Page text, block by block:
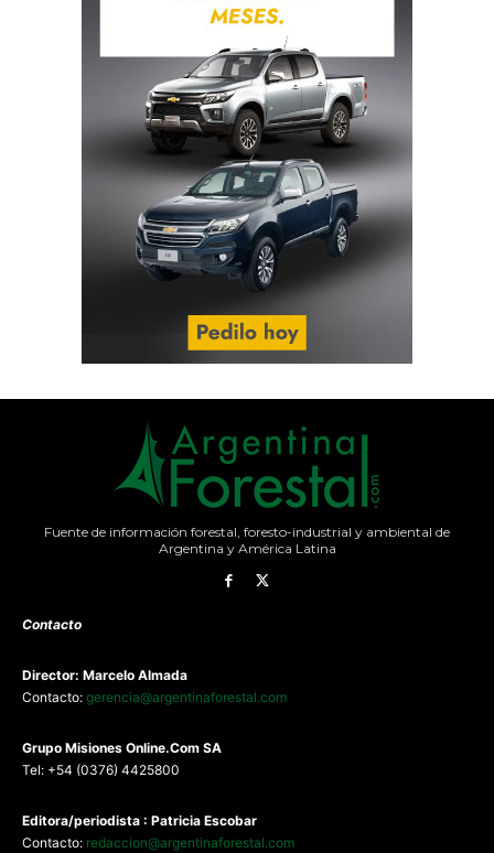
Fuente de información forestal, foresto-industrial y ambiental de
Argentina y América Latina
Contacto
Director: Marcelo Almada
Contacto: gerencia@argentinaforestal.com
Grupo Misiones Online.Com SA
Tel: +54 (0376) 4425800
Editora/periodista : Patricia Escobar
Contacto: redaccion@argentinaforestal.com